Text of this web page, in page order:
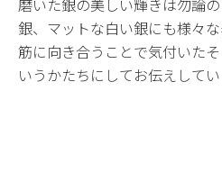
磨いた銀の美しい輝きは勿論
銀、マットな白い銀にも様々
筋に向き合うことで気付いた
いうかたちにしてお伝えしてい